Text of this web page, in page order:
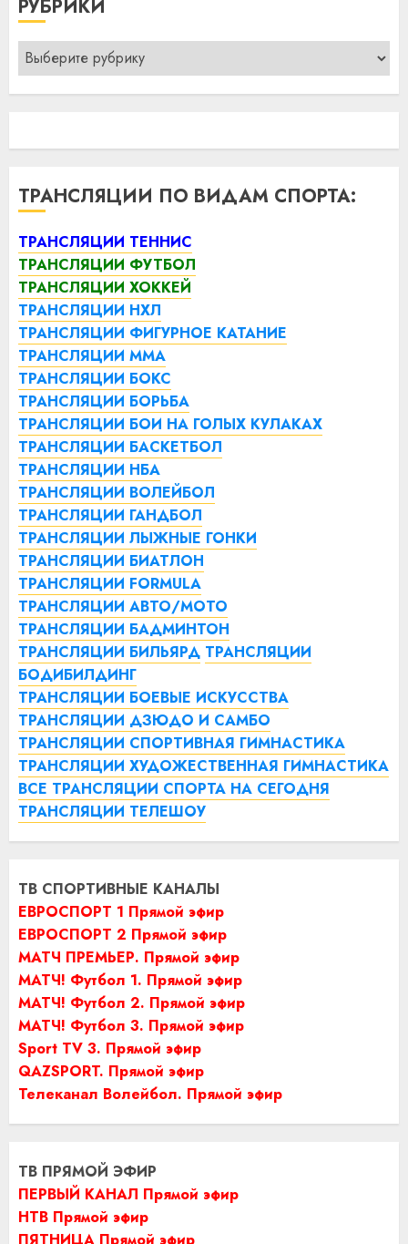
РУБРИКИ
Рубрики
ТРАНСЛЯЦИИ ПО ВИДАМ СПОРТА:
ТРАНСЛЯЦИИ ТЕННИС
ТРАНСЛЯЦИИ ФУТБОЛ
ТРАНСЛЯЦИИ ХОККЕЙ
ТРАНСЛЯЦИИ НХЛ
ТРАНСЛЯЦИИ ФИГУРНОЕ КАТАНИЕ
ТРАНСЛЯЦИИ ММА
ТРАНСЛЯЦИИ БОКС
ТРАНСЛЯЦИИ БОРЬБА
ТРАНСЛЯЦИИ БОИ НА ГОЛЫХ КУЛАКАХ
ТРАНСЛЯЦИИ БАСКЕТБОЛ
ТРАНСЛЯЦИИ НБА
ТРАНСЛЯЦИИ ВОЛЕЙБОЛ
ТРАНСЛЯЦИИ ГАНДБОЛ
ТРАНСЛЯЦИИ ЛЫЖНЫЕ ГОНКИ
ТРАНСЛЯЦИИ БИАТЛОН
ТРАНСЛЯЦИИ FORMULA
ТРАНСЛЯЦИИ АВТО/МОТО
ТРАНСЛЯЦИИ БАДМИНТОН
ТРАНСЛЯЦИИ БИЛЬЯРД ТРАНСЛЯЦИИ
БОДИБИЛДИНГ
ТРАНСЛЯЦИИ БОЕВЫЕ ИСКУССТВА
ТРАНСЛЯЦИИ ДЗЮДО И САМБО
ТРАНСЛЯЦИИ СПОРТИВНАЯ ГИМНАСТИКА
ТРАНСЛЯЦИИ ХУДОЖЕСТВЕННАЯ ГИМНАСТИКА
ВСЕ ТРАНСЛЯЦИИ СПОРТА НА СЕГОДНЯ
ТРАНСЛЯЦИИ ТЕЛЕШОУ
ТВ СПОРТИВНЫЕ КАНАЛЫ
ЕВРОСПОРТ 1 Прямой эфир
ЕВРОСПОРТ 2 Прямой эфир
МАТЧ ПРЕМЬЕР. Прямой эфир
МАТЧ! Футбол 1. Прямой эфир
МАТЧ! Футбол 2. Прямой эфир
МАТЧ! Футбол 3. Прямой эфир
Sport TV 3. Прямой эфир
QAZSPORT. Прямой эфир
Телеканал Волейбол. Прямой эфир
ТВ ПРЯМОЙ ЭФИР
ПЕРВЫЙ КАНАЛ Прямой эфир
НТВ Прямой эфир
ПЯТНИЦА Прямой эфир